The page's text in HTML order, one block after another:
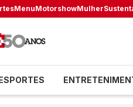
MenuMotorshowMulher